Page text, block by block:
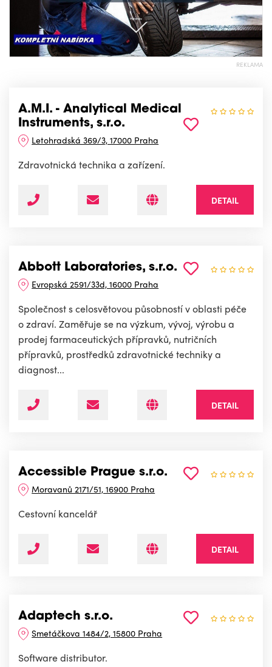
REKLAMA
A.M.I. - Analytical Medical
Instruments, s.r.o.
Letohradská 369/3, 17000 Praha
Zdravotnická technika a zařízení.
DETAIL
Abbott Laboratories, s.r.o.
Evropská 2591/33d, 16000 Praha
Společnost s celosvětovou působností v oblasti péče
o zdraví. Zaměřuje se na výzkum, vývoj, výrobu a
prodej farmaceutických přípravků, nutričních
přípravků, prostředků zdravotnické techniky a
diagnost...
DETAIL
Accessible Prague s.r.o.
Moravanů 2171/51, 16900 Praha
Cestovní kancelář
DETAIL
Adaptech s.r.o.
Smetáčkova 1484/2, 15800 Praha
Software distributor.